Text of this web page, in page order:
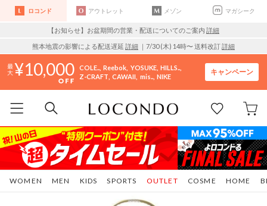
ロコンド アウトレット メゾン マガシーク
【お知らせ】お盆期間の営業・配送についてのご案内 詳細
熊本地震の影響による配送遅延 詳細 ｜7/30 (木) 14時〜 送料改訂詳細
10,000 COLE.. Reebok YOSUKE HILLS..
Z-CRAFT CAWAII mis.. NIKE
キャンペーン
WOMEN MEN KIDS SPORTS COSME HOME
OUTLET